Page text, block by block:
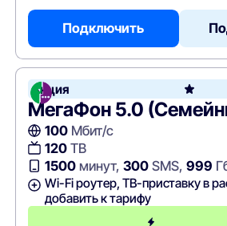
Подключить
Акция
МегаФон 5.0
100Мбит/с
120ТВ
1500минут, 300SMS, 999
Wi-Fi роутер, ТВ-приставку в
добавить к тарифу